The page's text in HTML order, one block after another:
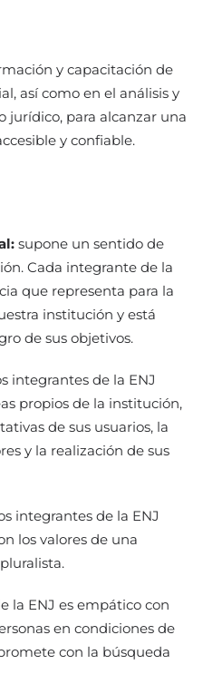
y capacitación de
así como en el análisis y
jurídico, para alcanzar una
y confiable.
supone un sentido de
Cada integrante de la
que representa para la
institución y está
de sus objetivos.
integrantes de la ENJ
propios de la institución,
de sus usuarios, la
y la realización de sus
integrantes de la ENJ
los valores de una
la ENJ es empático con
en condiciones de
con la búsqueda